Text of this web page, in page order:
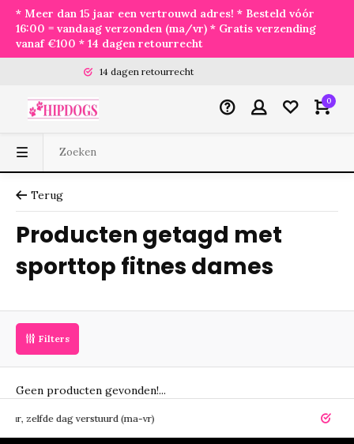
* Meer dan 15 jaar een vertrouwd adres! * Besteld vóór
16:00 = vandaag verzonden (ma/vr) * Gratis verzending
vanaf €100 * 14 dagen retourrecht
14 dagen retourrecht
0
Terug
Producten getagd met
sporttop fitnes dames
Filters
Geen producten gevonden!...
dag verstuurd (ma-vr) 14 dagen